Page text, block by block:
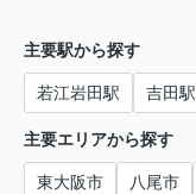
主要駅から探す
若江岩田駅 吉田駅
主要エリアから探す
東大阪市 八尾市